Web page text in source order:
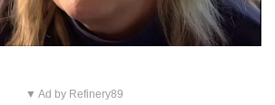
▼ Ad by Refinery89